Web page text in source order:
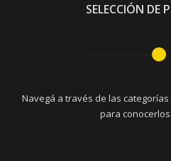
SELECCIÓN DE
Navegá a través de las
para